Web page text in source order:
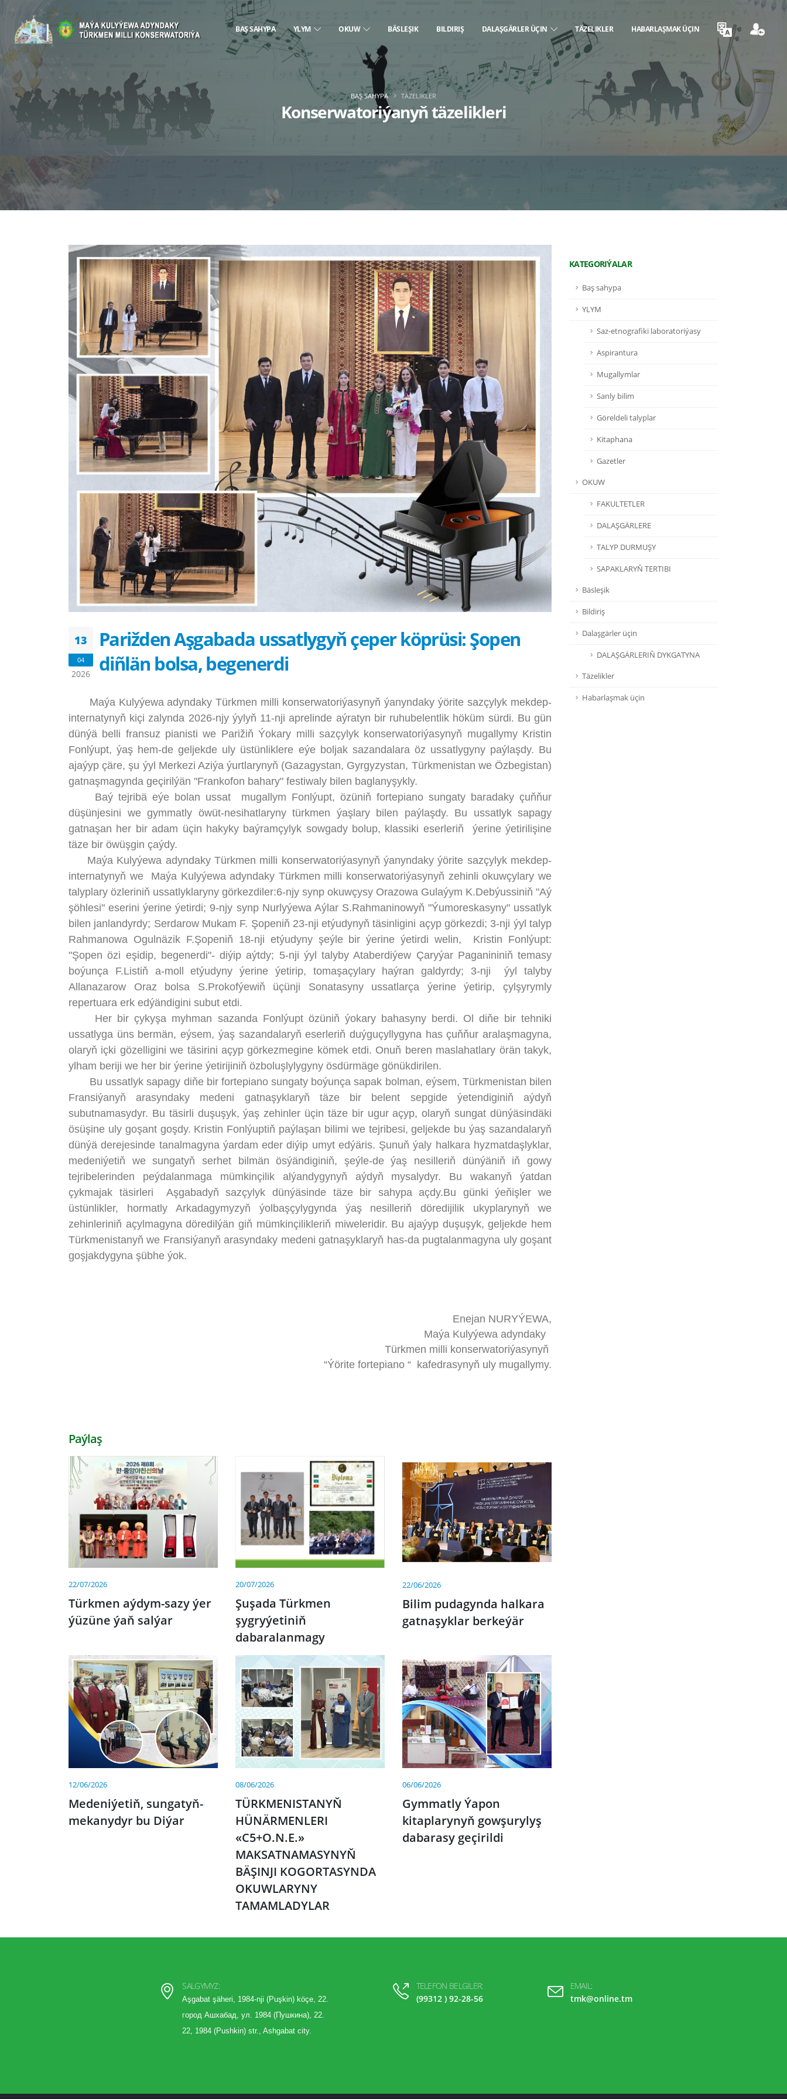
BAŞ SAHYPA YLYM OKUW BÄSLEŞIK BILDIRIŞ DALAŞGÄRLER ÜÇIN TÄZELIKLER HABARLAŞMAK ÜÇIN
Konserwatoriýanyň täzelikleri
BAŞ SAHYPA TÄZELIKLER
13
04
2026
Parižden Aşgabada ussatlygyň çeper köprüsi: Şopen
diñlän bolsa, begenerdi
Maýa Kulyýewa adyndaky Türkmen milli konserwatoriýasynyň ýanyndaky ýörite sazçylyk mekdep-
internatynyň kiçi zalynda 2026-njy ýylyň 11-nji aprelinde aýratyn bir ruhubelentlik höküm sürdi. Bu gün
dünýä belli fransuz pianisti we Parižiň Ýokary milli sazçylyk konserwatoriýasynyň mugallymy Kristin
Fonlýupt, ýaş hem-de geljekde uly üstünliklere eýe boljak sazandalara öz ussatlygyny paýlaşdy. Bu
ajaýyp çäre, şu ýyl Merkezi Aziýa ýurtlarynyň (Gazagystan, Gyrgyzystan, Türkmenistan we Özbegistan)
gatnaşmagynda geçirilýän "Frankofon bahary" festiwaly bilen baglanyşykly.
Baý tejribä eýe bolan ussat mugallym Fonlýupt, özüniň fortepiano sungaty baradaky çuňňur
düşünjesini we gymmatly öwüt-nesihatlaryny türkmen ýaşlary bilen paýlaşdy. Bu ussatlyk sapagy
gatnaşan her bir adam üçin hakyky baýramçylyk sowgady bolup, klassiki eserleriň ýerine ýetirilişine
täze bir öwüşgin çaýdy.
Maýa Kulyýewa adyndaky Türkmen milli konserwatoriýasynyň ýanyndaky ýörite sazçylyk mekdep-
internatynyň we Maýa Kulyýewa adyndaky Türkmen milli konserwatoriýasynyň zehinli okuwçylary we
talyplary özleriniň ussatlyklaryny görkezdiler:6-njy synp okuwçysy Orazowa Gulaýym K.Debýussiniň "Aý
şöhlesi" eserini ýerine ýetirdi; 9-njy synp Nurlyýewa Aýlar S.Rahmaninowyň "Ýumoreskasyny" ussatlyk
bilen janlandyrdy; Serdarow Mukam F. Şopeniň 23-nji etýudynyň täsinligini açyp görkezdi; 3-nji ýyl talyp
Rahmanowa Ogulnäzik F.Şopeniň 18-nji etýudyny şeýle bir ýerine ýetirdi welin, Kristin Fonlýupt:
"Şopen özi eşidip, begenerdi"- diýip aýtdy; 5-nji ýyl talyby Ataberdiýew Çaryýar Paganininiň temasy
boýunça F.Listiň a-moll etýudyny ýerine ýetirip, tomaşaçylary haýran galdyrdy; 3-nji ýyl talyby
Allanazarow Oraz bolsa S.Prokofýewiň üçünji Sonatasyny ussatlarça ýerine ýetirip, çylşyrymly
repertuara erk edýändigini subut etdi.
Her bir çykyşa myhman sazanda Fonlýupt özüniň ýokary bahasyny berdi. Ol diňe bir tehniki
ussatlyga üns bermän, eýsem, ýaş sazandalaryň eserleriň duýguçyllygyna has çuňňur aralaşmagyna,
olaryň içki gözelligini we täsirini açyp görkezmegine kömek etdi. Onuň beren maslahatlary örän takyk,
ylham beriji we her bir ýerine ýetirijiniň özboluşlylygyny ösdürmäge gönükdirilen.
Bu ussatlyk sapagy diňe bir fortepiano sungaty boýunça sapak bolman, eýsem, Türkmenistan bilen
Fransiýanyň arasyndaky medeni gatnaşyklaryň täze bir belent sepgide ýetendiginiň aýdyň
subutnamasydyr. Bu täsirli duşuşyk, ýaş zehinler üçin täze bir ugur açyp, olaryň sungat dünýäsindäki
ösüşine uly goşant goşdy. Kristin Fonlýuptiň paýlaşan bilimi we tejribesi, geljekde bu ýaş sazandalaryň
dünýä derejesinde tanalmagyna ýardam eder diýip umyt edýäris. Şunuň ýaly halkara hyzmatdaşlyklar,
medeniýetiň we sungatyň serhet bilmän ösýändiginiň, şeýle-de ýaş nesilleriň dünýäniň iň gowy
tejribelerinden peýdalanmaga mümkinçilik alýandygynyň aýdyň mysalydyr. Bu wakanyň ýatdan
çykmajak täsirleri Aşgabadyň sazçylyk dünýäsinde täze bir sahypa açdy.Bu günki ýeňişler we
üstünlikler, hormatly Arkadagymyzyň ýolbaşçylygynda ýaş nesilleriň döredijilik ukyplarynyň we
zehinleriniň açylmagyna döredilýän giň mümkinçilikleriň miweleridir. Bu ajaýyp duşuşyk, geljekde hem
Türkmenistanyň we Fransiýanyň arasyndaky medeni gatnaşyklaryň has-da pugtalanmagyna uly goşant
goşjakdygyna şübhe ýok.
Enejan NURYÝEWA,
Maýa Kulyýewa adyndaky
Türkmen milli konserwatoriýasynyň
“Ýörite fortepiano “ kafedrasynyň uly mugallymy.
Paýlaş
22/07/2026
Türkmen aýdym-sazy ýer
ýüzüne ýaň salýar
20/07/2026
Şuşada Türkmen
şygryýetiniň
dabaralanmagy
22/06/2026
Bilim pudagynda halkara
gatnaşyklar berkeýär
12/06/2026
Medeniýetiň, sungatyň-
mekanydyr bu Diýar
08/06/2026
TÜRKMENISTANYŇ
HÜNÄRMENLERI
«C5+O.N.E.»
MAKSATNAMASYNYŇ
BÄŞINJI KOGORTASYNDA
OKUWLARYNY
TAMAMLADYLAR
06/06/2026
Gymmatly Ýapon
kitaplarynyň gowşurylyş
dabarasy geçirildi
KATEGORIÝALAR
Baş sahypa
YLYM
Saz-etnografiki laboratoriýasy
Aspirantura
Mugallymlar
Sanly bilim
Göreldeli talyplar
Kitaphana
Gazetler
OKUW
FAKULTETLER
DALAŞGÄRLERE
TALYP DURMUŞY
SAPAKLARYŇ TERTIBI
Bäsleşik
Bildiriş
Dalaşgärler üçin
DALAŞGÄRLERIŇ DYKGATYNA
Täzelikler
Habarlaşmak üçin
SALGYMYZ:
Aşgabat şäheri, 1984-nji (Puşkin) köçe, 22.
город Ашхабад, ул. 1984 (Пушкина), 22.
22, 1984 (Pushkin) str., Ashgabat city.
TELEFON BELGILER:
(99312 ) 92-28-56
EMAIL:
tmk@online.tm